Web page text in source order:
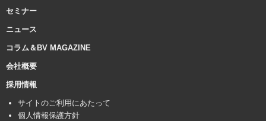
セミナー
ニュース
コラム＆BV MAGAZINE
会社概要
採用情報
サイトのご利用にあたって
個人情報保護方針